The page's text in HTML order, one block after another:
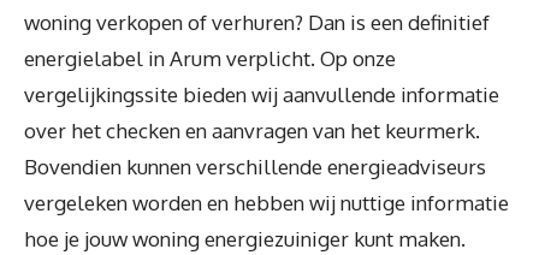
woning verkopen of verhuren? Dan is een definitief
energielabel in Arum verplicht. Op onze
vergelijkingssite bieden wij aanvullende informatie
over het checken en aanvragen van het keurmerk.
Bovendien kunnen verschillende energieadviseurs
vergeleken worden en hebben wij nuttige informatie
hoe je jouw woning energiezuiniger kunt maken.